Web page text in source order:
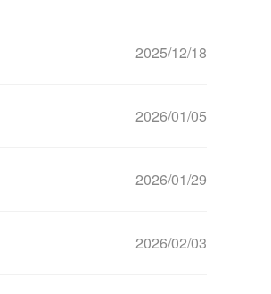
2025/12/18
2026/01/05
2026/01/29
2026/02/03